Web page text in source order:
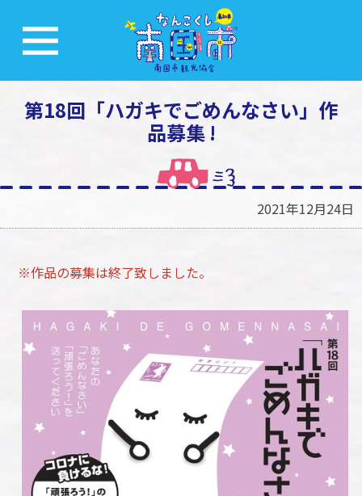
第18回「ハガキでごめんなさい」作
品募集 !
2021年12月24日
※作品の募集は終了致しました。